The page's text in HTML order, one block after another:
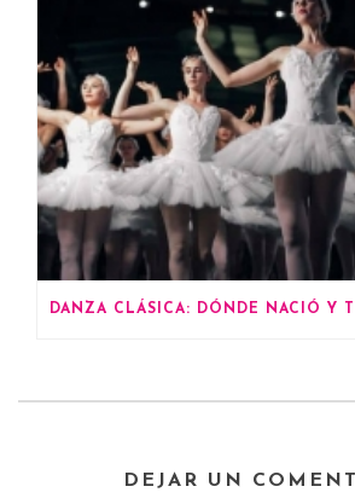
DEJAR UN